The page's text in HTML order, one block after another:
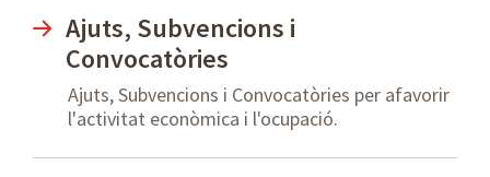
Ajuts, Subvencions i
Convocatòries
Ajuts, Subvencions i Convocatòries per afavorir
l'activitat econòmica i l'ocupació.